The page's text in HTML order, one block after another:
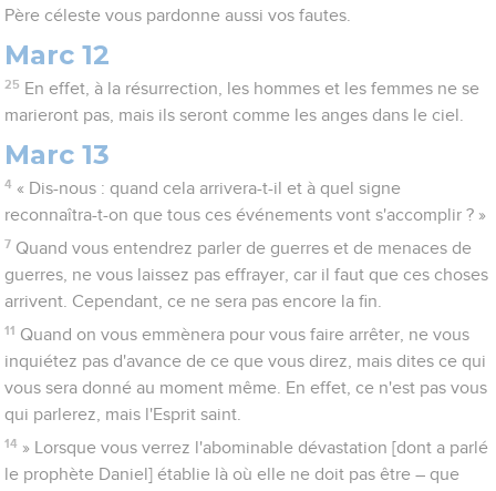
Père céleste vous pardonne aussi vos fautes.
Marc 12
25 En effet, à la résurrection, les hommes et les femmes ne se
marieront pas, mais ils seront comme les anges dans le ciel.
Marc 13
4 « Dis-nous : quand cela arrivera-t-il et à quel signe
reconnaîtra-t-on que tous ces événements vont s'accomplir ? »
7 Quand vous entendrez parler de guerres et de menaces de
guerres, ne vous laissez pas effrayer, car il faut que ces choses
arrivent. Cependant, ce ne sera pas encore la fin.
11 Quand on vous emmènera pour vous faire arrêter, ne vous
inquiétez pas d'avance de ce que vous direz, mais dites ce qui
vous sera donné au moment même. En effet, ce n'est pas vous
qui parlerez, mais l'Esprit saint.
14 » Lorsque vous verrez l'abominable dévastation [dont a parlé
le prophète Daniel] établie là où elle ne doit pas être – que